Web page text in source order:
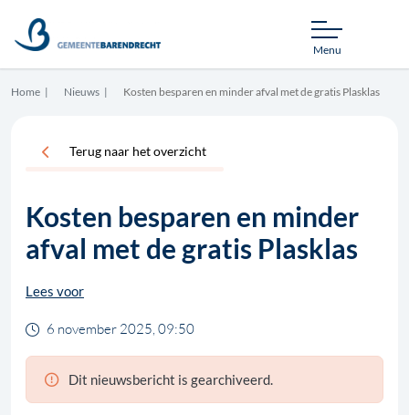
Menu
Home Nieuws Kosten besparen en minder afval met de gratis Plasklas
Terug naar het overzicht
Kosten besparen en minder
afval met de gratis Plasklas
Lees voor
6 november 2025, 09:50
Dit nieuwsbericht is gearchiveerd.